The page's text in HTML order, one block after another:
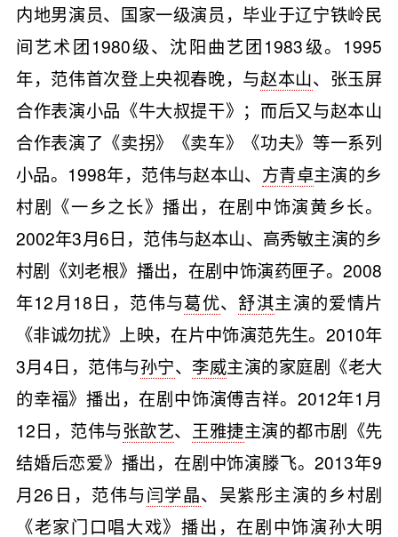
内地男演员、国家一级演员，毕业于辽宁铁岭民
间艺术团1980级、沈阳曲艺团1983级。1995
年，范伟首次登上央视春晚，与赵本山、张玉屏
合作表演小品《牛大叔提干》；而后又与赵本山
合作表演了《卖拐》《卖车》《功夫》等一系列
小品。1998年，范伟与赵本山、 方青卓主演的乡
村剧《一乡之长》播出，在剧中饰演黄乡长。
2002年3月6日，范伟与赵本山、高秀敏主演的乡
村剧《刘老根》播出，在剧中饰演药匣子。2008
年12月18日，范伟与葛优、舒淇主演的爱情片
《非诚勿扰》上映，在片中饰演范先生。2010年
3月4日，范伟与孙宁、 李威主演的家庭剧《老大
的幸福》播出，在剧中饰演傅吉祥。2012年1月
12日，范伟与张歆艺、 王雅捷主演的都市剧《先
结婚后恋爱》播出，在剧中饰演滕飞。2013年9
月26日，范伟与闫学晶、吴紫彤主演的乡村剧
《老家门口唱大戏》播出，在剧中饰演孙大明